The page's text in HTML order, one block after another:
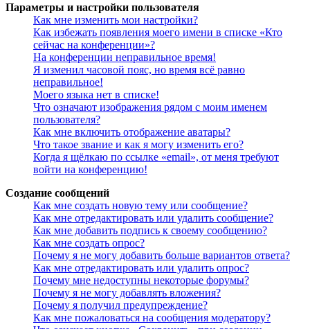
Параметры и настройки пользователя
Как мне изменить мои настройки?
Как избежать появления моего имени в списке «Кто
сейчас на конференции»?
На конференции неправильное время!
Я изменил часовой пояс, но время всё равно
неправильное!
Моего языка нет в списке!
Что означают изображения рядом с моим именем
пользователя?
Как мне включить отображение аватары?
Что такое звание и как я могу изменить его?
Когда я щёлкаю по ссылке «email», от меня требуют
войти на конференцию!
Создание сообщений
Как мне создать новую тему или сообщение?
Как мне отредактировать или удалить сообщение?
Как мне добавить подпись к своему сообщению?
Как мне создать опрос?
Почему я не могу добавить больше вариантов ответа?
Как мне отредактировать или удалить опрос?
Почему мне недоступны некоторые форумы?
Почему я не могу добавлять вложения?
Почему я получил предупреждение?
Как мне пожаловаться на сообщения модератору?